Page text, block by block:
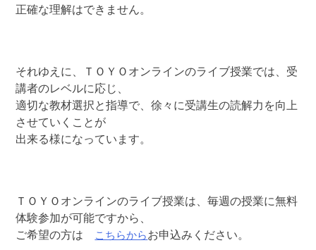
正確な理解はできません。
それゆえに、ＴＯＹＯオンラインのライブ授業では、受
講者のレベルに応じ、
適切な教材選択と指導で、徐々に受講生の読解力を向上
させていくことが
出来る様になっています。
ＴＯＹＯオンラインのライブ授業は、毎週の授業に無料
体験参加が可能ですから、
ご希望の方は
こちらからお申込みください。